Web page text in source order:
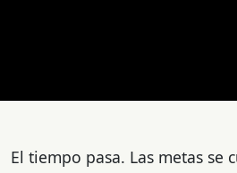
El tiempo pasa. Las metas se